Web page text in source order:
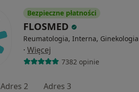
Bezpieczne płatności
FLOSMED
Reumatologia, Interna, Ginekologia
· Więcej
7382 opinie
Adres 2 Adres 3